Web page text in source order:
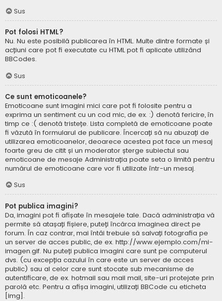
Sus
Pot folosi HTML?
Nu. Nu este posibilă publicarea în HTML. Multe dintre formate și
acțiuni care pot fi executate cu HTML pot fi aplicate utilizând
BBCodes.
Sus
Ce sunt emoticoanele?
Emoticoane sunt imagini mici care pot fi folosite pentru a
exprima un sentiment cu un cod mic, de ex. :) denotă fericire, în
timp ce :( denotă tristețe. Lista completă de emoticoane poate
fi văzută în formularul de publicare. Încercați să nu abuzați de
utilizarea emoticoanelor, deoarece acestea pot face un mesaj
foarte greu de citit și un moderator șterge subiectul sau
emoticoane de mesaje Administrația poate seta o limită pentru
numărul de emoticoane care vor fi utilizate într-un mesaj.
Sus
Pot publica imagini?
Da, imagini pot fi afișate în mesajele tale. Dacă administrația vă
permite să atașați fișiere, puteți încărca imaginea direct pe
forum. În caz contrar, mai întâi trebuie să salvați fotografia pe
un server de acces public, de ex. http://www.ejemplo.com/mi-
imagen.gif. Nu puteți publica imagini care sunt pe computerul
dvs. (cu excepția cazului în care este un server de acces
public) sau al celor care sunt stocate sub mecanisme de
autentificare, de ex. hotmail sau mail mail, site-uri protejate prin
parolă etc. Pentru a afișa imagini, utilizați BBCode cu eticheta
[img].